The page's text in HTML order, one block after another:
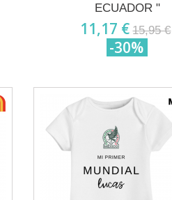
ECUADOR "
11,17 € 15,95 €
-30%